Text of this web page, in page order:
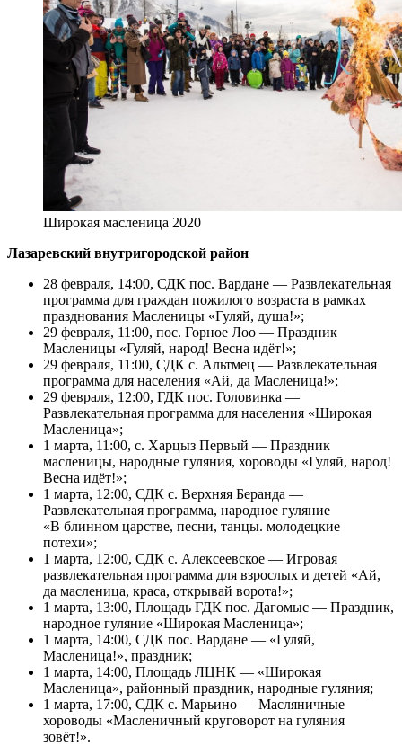
Широкая масленица 2020
Лазаревский внутригородской район
28 февраля, 14:00, СДК пос. Вардане — Развлекательная
программа для граждан пожилого возраста в рамках
празднования Масленицы «Гуляй, душа!»;
29 февраля, 11:00, пос. Горное Лоо — Праздник
Масленицы «Гуляй, народ! Весна идёт!»;
29 февраля, 11:00, СДК с. Альтмец — Развлекательная
программа для населения «Ай, да Масленица!»;
29 февраля, 12:00, ГДК пос. Головинка —
Развлекательная программа для населения «Широкая
Масленица»;
1 марта, 11:00, с. Харцыз Первый — Праздник
масленицы, народные гуляния, хороводы «Гуляй, народ!
Весна идёт!»;
1 марта, 12:00, СДК с. Верхняя Беранда —
Развлекательная программа, народное гуляние
«В блинном царстве, песни, танцы. молодецкие
потехи»;
1 марта, 12:00, СДК с. Алексеевское — Игровая
развлекательная программа для взрослых и детей «Ай,
да масленица, краса, открывай ворота!»;
1 марта, 13:00, Площадь ГДК пос. Дагомыс — Праздник,
народное гуляние «Широкая Масленица»;
1 марта, 14:00, СДК пос. Вардане — «Гуляй,
Масленица!», праздник;
1 марта, 14:00, Площадь ЛЦНК — «Широкая
Масленица», районный праздник, народные гуляния;
1 марта, 17:00, СДК с. Марьино — Масляничные
хороводы «Масленичный круговорот на гуляния
зовёт!».